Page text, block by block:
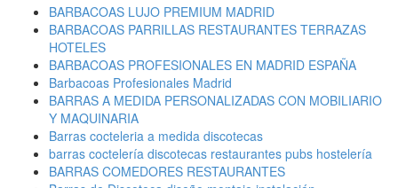
BARBACOAS LUJO PREMIUM MADRID
BARBACOAS PARRILLAS RESTAURANTES TERRAZAS
HOTELES
BARBACOAS PROFESIONALES EN MADRID ESPAÑA
Barbacoas Profesionales Madrid
BARRAS A MEDIDA PERSONALIZADAS CON MOBILIARIO
Y MAQUINARIA
Barras cocteleria a medida discotecas
barras coctelería discotecas restaurantes pubs hostelería
BARRAS COMEDORES RESTAURANTES